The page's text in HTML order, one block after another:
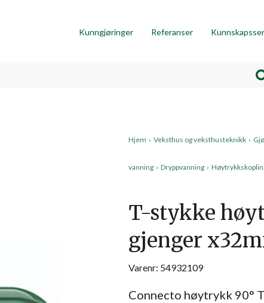
Kunngjøringer Referanser
Hjem › Veksthus og veksthusteknikk ›
vanning › Dryppvanning ›
T-stykke
gjenger
Varenr: 54932109
Connecto høytrykk 90°